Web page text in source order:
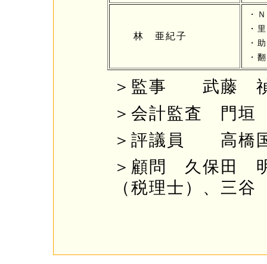
林 亜紀子
・
・
・
・
＞監事 武藤
＞会計監査 門
＞評議員 高橋
＞顧問 久保田
（税理士）、三